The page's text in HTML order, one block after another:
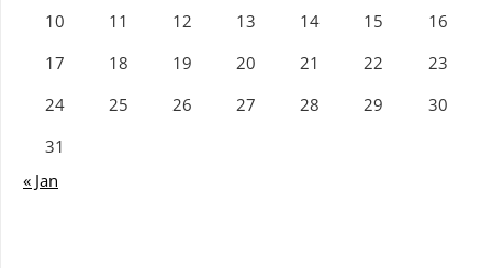
10
11 12 13 14 15
16
17
18 19 20 21 22
23
24
25 26 27 28 29
30
31
« Jan